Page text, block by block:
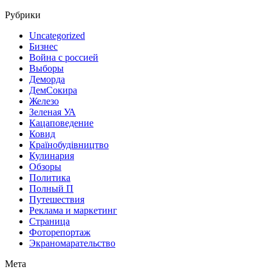
Рубрики
Uncategorized
Бизнес
Война с россией
Выборы
Деморда
ДемСокира
Железо
Зеленая УА
Кацаповедение
Ковид
Країнобудівництво
Кулинария
Обзоры
Политика
Полный П
Путешествия
Реклама и маркетинг
Страница
Фоторепортаж
Экраномарательство
Мета